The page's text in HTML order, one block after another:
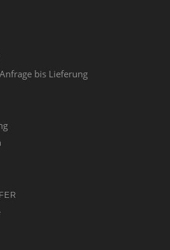
bis Lieferung